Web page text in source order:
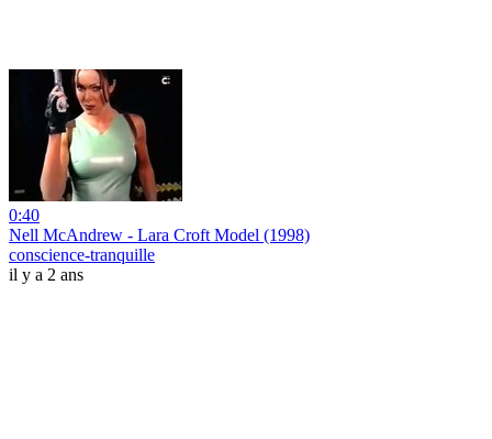
0:40
Nell McAndrew - Lara Croft Model (1998)
conscience-tranquille
il y a 2 ans